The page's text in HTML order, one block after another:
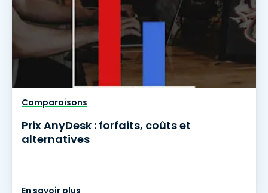
Comparaisons
Prix AnyDesk : forfaits, coûts et
alternatives
En savoir plus